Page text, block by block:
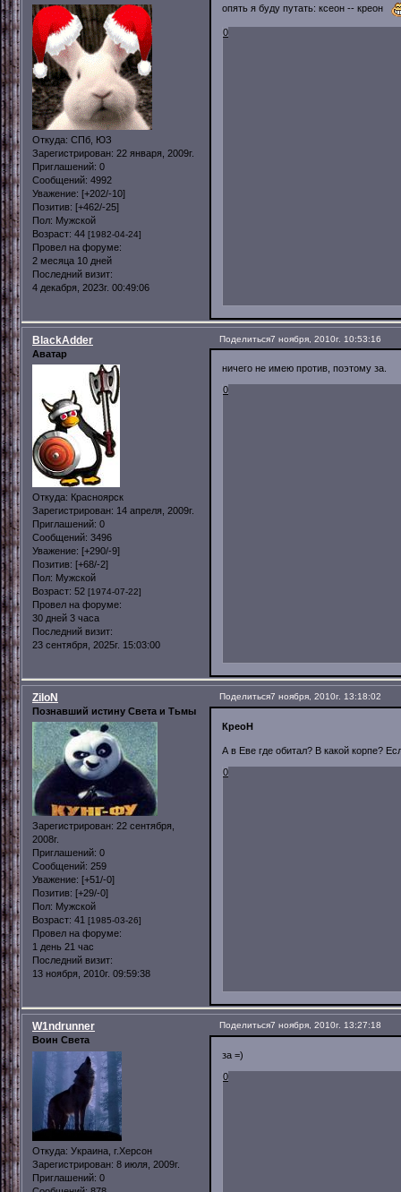
Откуда: СПб, ЮЗ
Зарегистрирован: 22 января, 2009г.
Приглашений: 0
Сообщений: 4992
Уважение: [+202/-10]
Позитив: [+462/-25]
Пол: Мужской
Возраст: 44 [1982-04-24]
Провел на форуме:
2 месяца 10 дней
Последний визит:
4 декабря, 2023г. 00:49:06
опять я буду путать: ксеон -- креон
0
Поделиться7 ноября, 2010г. 10:53:16
BlackAdder
Аватар
Откуда: Красноярск
Зарегистрирован: 14 апреля, 2009г.
Приглашений: 0
Сообщений: 3496
Уважение: [+290/-9]
Позитив: [+68/-2]
Пол: Мужской
Возраст: 52 [1974-07-22]
Провел на форуме:
30 дней 3 часа
Последний визит:
23 сентября, 2025г. 15:03:00
ничего не имею против, поэтому за.
0
Поделиться7 ноября, 2010г. 13:18:02
ZiloN
Познавший истину Света и Тьмы
Зарегистрирован: 22 сентября,
2008г.
Приглашений: 0
Сообщений: 259
Уважение: [+51/-0]
Позитив: [+29/-0]
Пол: Мужской
Возраст: 41 [1985-03-26]
Провел на форуме:
1 день 21 час
Последний визит:
13 ноября, 2010г. 09:59:38
КреоН
А в Еве где обитал? В какой корпе?
0
Поделиться7 ноября, 2010г. 13:27:18
W1ndrunner
Воин Света
Откуда: Украина, г.Херсон
Зарегистрирован: 8 июля, 2009г.
Приглашений: 0
за =)
0